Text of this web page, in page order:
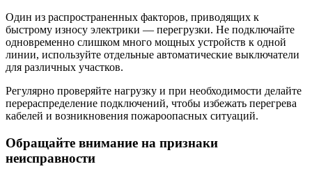
Один из распространенных факторов, приводящих к
быстрому износу электрики — перегрузки. Не подключайте
одновременно слишком много мощных устройств к одной
линии, используйте отдельные автоматические выключатели
для различных участков.
Регулярно проверяйте нагрузку и при необходимости делайте
перераспределение подключений, чтобы избежать перегрева
кабелей и возникновения пожароопасных ситуаций.
Обращайте внимание на признаки
неисправности